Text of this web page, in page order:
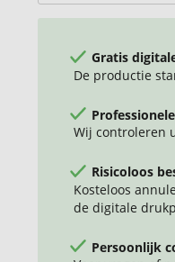
Gratis
De productie
Wij controleren
Risicoloos
Kosteloos
de digitale
Persoonlijk